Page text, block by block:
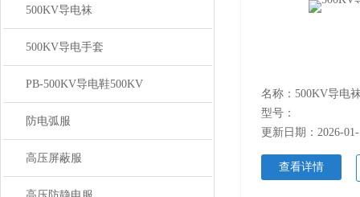
500KV导电袜
500KV导电手套
PB-500KV导电鞋500KV
防电弧服
高压屏蔽服
名称：500KV导电
型号：
更新日期：2026-
查看详情